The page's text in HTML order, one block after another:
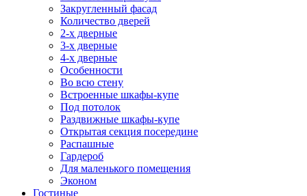
Закругленный фасад
Количество дверей
2-х дверные
3-х дверные
4-х дверные
Особенности
Во всю стену
Встроенные шкафы-купе
Под потолок
Раздвижные шкафы-купе
Открытая секция посередине
Распашные
Гардероб
Для маленького помещения
Эконом
Гостиные